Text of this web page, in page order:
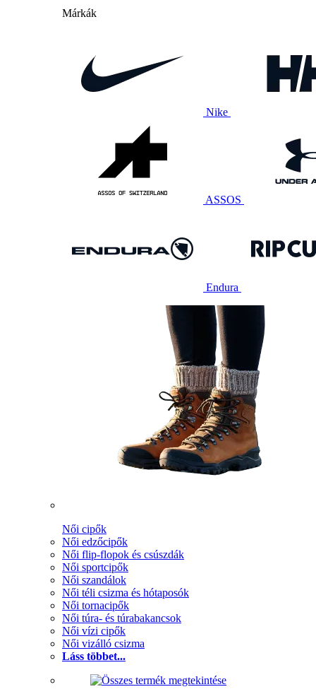
Márkák
Nike
ASSOS
Endura
Női cipők
Női edzőcipők
Női flip-flopok és csúszdák
Női sportcipők
Női szandálok
Női téli csizma és hótaposók
Női tornacipők
Női túra- és túrabakancsok
Női vízi cipők
Női vizálló csizma
Láss többet...